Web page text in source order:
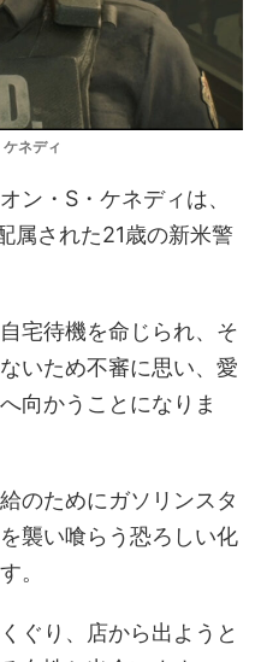
ネディ
ン・S・ケネディは、
属された21歳の新米警
宅待機を命じられ、そ
いため不審に思い、愛
向かうことになりま
のためにガソリンスタ
襲い喰らう恐ろしい化
。
ぐり、店から出ようと